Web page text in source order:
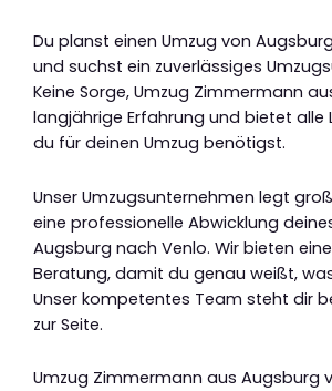
Du planst einen Umzug von
und suchst ein zuverlässiges
Keine Sorge, Umzug Zimmermann
langjährige Erfahrung und bietet alle
du für deinen Umzug benötigst.
Unser Umzugsunternehmen legt
eine professionelle Abwicklung
Augsburg nach Venlo. Wir bieten
Beratung, damit du genau weißt,
Unser kompetentes Team steht dir
zur Seite.
Umzug Zimmermann aus Augsburg